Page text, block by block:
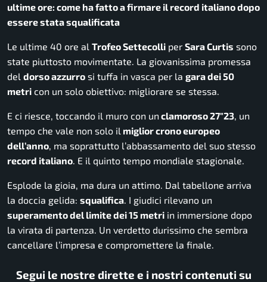
ultime ore: come ha fatto a firmare il record italiano dopo
essere stata squalificata
Le ultime 40 ore al Trofeo Settecolli per Sara Curtis sono
state piuttosto movimentate. La giovanissima promessa
del dorso azzurro si tuffa in vasca per la gara dei 50
metri con un solo obiettivo: migliorare se stessa.
E ci riesce, toccando il muro con un clamoroso 27″23 , un
tempo che vale non solo il miglior crono europeo
dell’anno , ma soprattutto l’abbassamento del suo stesso
record italiano . E il quinto tempo mondiale stagionale.
Esplode la gioia, ma dura un attimo. Dal tabellone arriva
la doccia gelida: squalifica . I giudici rilevano un
superamento del limite dei 15 metri in immersione dopo
la virata di partenza. Un verdetto durissimo che sembra
cancellare l’impresa e compromettere la finale.
Segui le nostre dirette e i nostri contenuti su